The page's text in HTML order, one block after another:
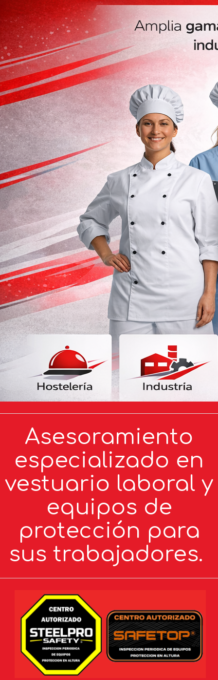
Asesoramiento
especializado en
vestuario laboral y
equipos de
protección para
sus trabajadores.